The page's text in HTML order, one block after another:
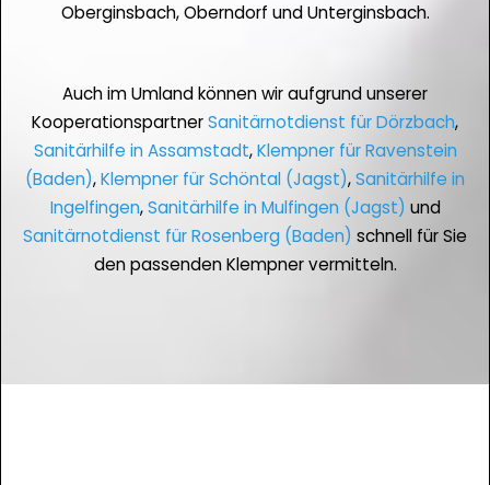
Oberginsbach, Oberndorf und Unterginsbach.
Auch im Umland können wir aufgrund unserer
KooperationspartnerSanitärnotdienst für Dörzbach,
Sanitärhilfe in Assamstadt,Klempner für Ravenstein
(Baden),Klempner für Schöntal (Jagst),Sanitärhilfe in
Ingelfingen,Sanitärhilfe in Mulfingen (Jagst) und
Sanitärnotdienst für Rosenberg (Baden) schnell für Sie
den passenden Klempner vermitteln.